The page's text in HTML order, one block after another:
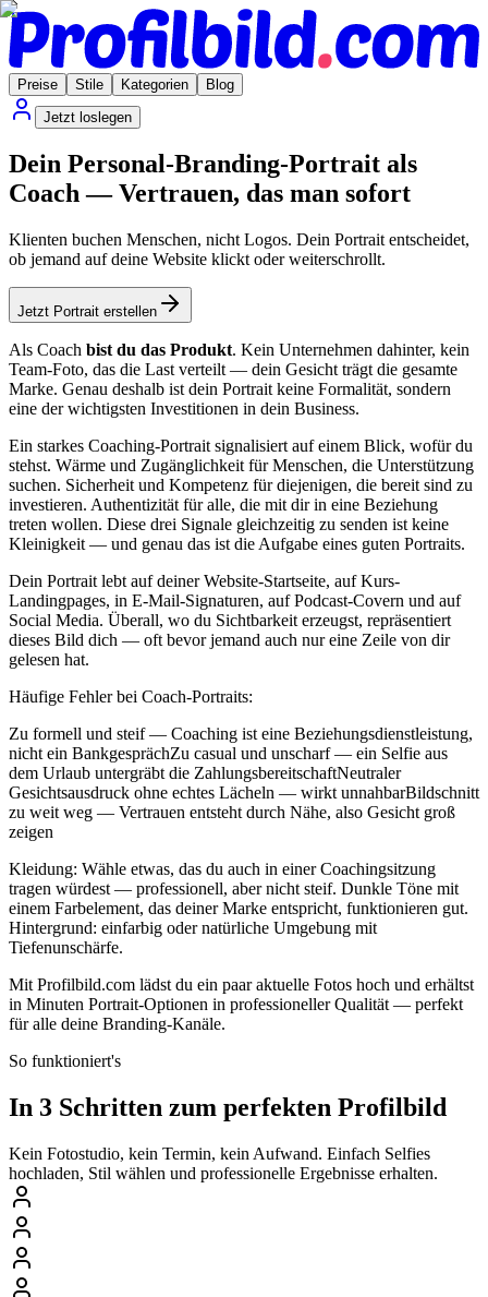
Preise Stile Kategorien
Blog
Jetzt loslegen
Dein Personal-Branding-Portrait als
Coach — Vertrauen, das man sofort
Klienten buchen Menschen, nicht Logos. Dein Portrait entscheidet,
ob jemand auf deine Website klickt oder weiterschrollt.
Jetzt Portrait erstellen
Als Coach bist du das Produkt. Kein Unternehmen dahinter, kein
Team-Foto, das die Last verteilt — dein Gesicht trägt die gesamte
Marke. Genau deshalb ist dein Portrait keine Formalität, sondern
eine der wichtigsten Investitionen in dein Business.
Ein starkes Coaching-Portrait signalisiert auf einem Blick, wofür du
stehst. Wärme und Zugänglichkeit für Menschen, die Unterstützung
suchen. Sicherheit und Kompetenz für diejenigen, die bereit sind zu
investieren. Authentizität für alle, die mit dir in eine Beziehung
treten wollen. Diese drei Signale gleichzeitig zu senden ist keine
Kleinigkeit — und genau das ist die Aufgabe eines guten Portraits.
Dein Portrait lebt auf deiner Website-Startseite, auf Kurs-
Landingpages, in E-Mail-Signaturen, auf Podcast-Covern und auf
Social Media. Überall, wo du Sichtbarkeit erzeugst, repräsentiert
dieses Bild dich — oft bevor jemand auch nur eine Zeile von dir
gelesen hat.
Häufige Fehler bei Coach-Portraits:
Zu formell und steif — Coaching ist eine Beziehungsdienstleistung,
nicht ein BankgesprächZu casual und unscharf — ein Selfie aus
dem Urlaub untergräbt die ZahlungsbereitschaftNeutraler
Gesichtsausdruck ohne echtes Lächeln — wirkt unnahbarBildschnitt
zu weit weg — Vertrauen entsteht durch Nähe, also Gesicht groß
zeigen
Kleidung: Wähle etwas, das du auch in einer Coachingsitzung
tragen würdest — professionell, aber nicht steif. Dunkle Töne mit
einem Farbelement, das deiner Marke entspricht, funktionieren gut.
Hintergrund: einfarbig oder natürliche Umgebung mit
Tiefenunschärfe.
Mit Profilbild.com lädst du ein paar aktuelle Fotos hoch und erhältst
in Minuten Portrait-Optionen in professioneller Qualität — perfekt
für alle deine Branding-Kanäle.
So funktioniert's
In 3 Schritten zum perfekten Profilbild
Kein Fotostudio, kein Termin, kein Aufwand. Einfach Selfies
hochladen, Stil wählen und professionelle Ergebnisse erhalten.